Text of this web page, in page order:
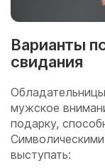
Варианты
свидания
мужское
подарку,
выступать: